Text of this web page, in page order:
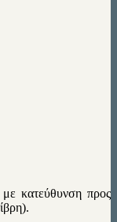
κατεύθυνση προς